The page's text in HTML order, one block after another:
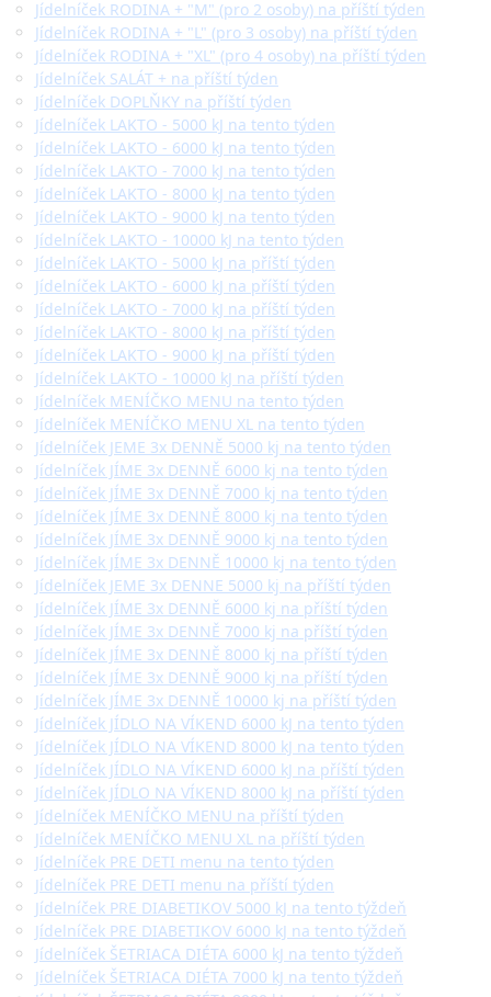
Jídelníček RODINA + "M" (pro 2 osoby) na příští týden
Jídelníček RODINA + "L" (pro 3 osoby) na příští týden
Jídelníček RODINA + "XL" (pro 4 osoby) na příští týden
Jídelníček SALÁT + na příští týden
Jídelníček DOPLŇKY na příští týden
Jídelníček LAKTO - 5000 kJ na tento týden
Jídelníček LAKTO - 6000 kJ na tento týden
Jídelníček LAKTO - 7000 kJ na tento týden
Jídelníček LAKTO - 8000 kJ na tento týden
Jídelníček LAKTO - 9000 kJ na tento týden
Jídelníček LAKTO - 10000 kJ na tento týden
Jídelníček LAKTO - 5000 kJ na příští týden
Jídelníček LAKTO - 6000 kJ na příští týden
Jídelníček LAKTO - 7000 kJ na příští týden
Jídelníček LAKTO - 8000 kJ na příští týden
Jídelníček LAKTO - 9000 kJ na příští týden
Jídelníček LAKTO - 10000 kJ na příští týden
Jídelníček MENÍČKO MENU na tento týden
Jídelníček MENÍČKO MENU XL na tento týden
Jídelníček JEME 3x DENNĚ 5000 kj na tento týden
Jídelníček JÍME 3x DENNĚ 6000 kj na tento týden
Jídelníček JÍME 3x DENNĚ 7000 kj na tento týden
Jídelníček JÍME 3x DENNĚ 8000 kj na tento týden
Jídelníček JÍME 3x DENNĚ 9000 kj na tento týden
Jídelníček JÍME 3x DENNĚ 10000 kj na tento týden
Jídelníček JEME 3x DENNE 5000 kj na příští týden
Jídelníček JÍME 3x DENNĚ 6000 kj na příští týden
Jídelníček JÍME 3x DENNĚ 7000 kj na příští týden
Jídelníček JÍME 3x DENNĚ 8000 kj na příští týden
Jídelníček JÍME 3x DENNĚ 9000 kj na příští týden
Jídelníček JÍME 3x DENNĚ 10000 kj na příští týden
Jídelníček JÍDLO NA VÍKEND 6000 kJ na tento týden
Jídelníček JÍDLO NA VÍKEND 8000 kJ na tento týden
Jídelníček JÍDLO NA VÍKEND 6000 kJ na příští týden
Jídelníček JÍDLO NA VÍKEND 8000 kJ na příští týden
Jídelníček MENÍČKO MENU na příští týden
Jídelníček MENÍČKO MENU XL na příští týden
Jídelníček PRE DETI menu na tento týden
Jídelníček PRE DETI menu na příští týden
Jídelníček PRE DIABETIKOV 5000 kJ na tento týždeň
Jídelníček PRE DIABETIKOV 6000 kJ na tento týždeň
Jídelníček ŠETRIACA DIÉTA 6000 kJ na tento týždeň
Jídelníček ŠETRIACA DIÉTA 7000 kJ na tento týždeň